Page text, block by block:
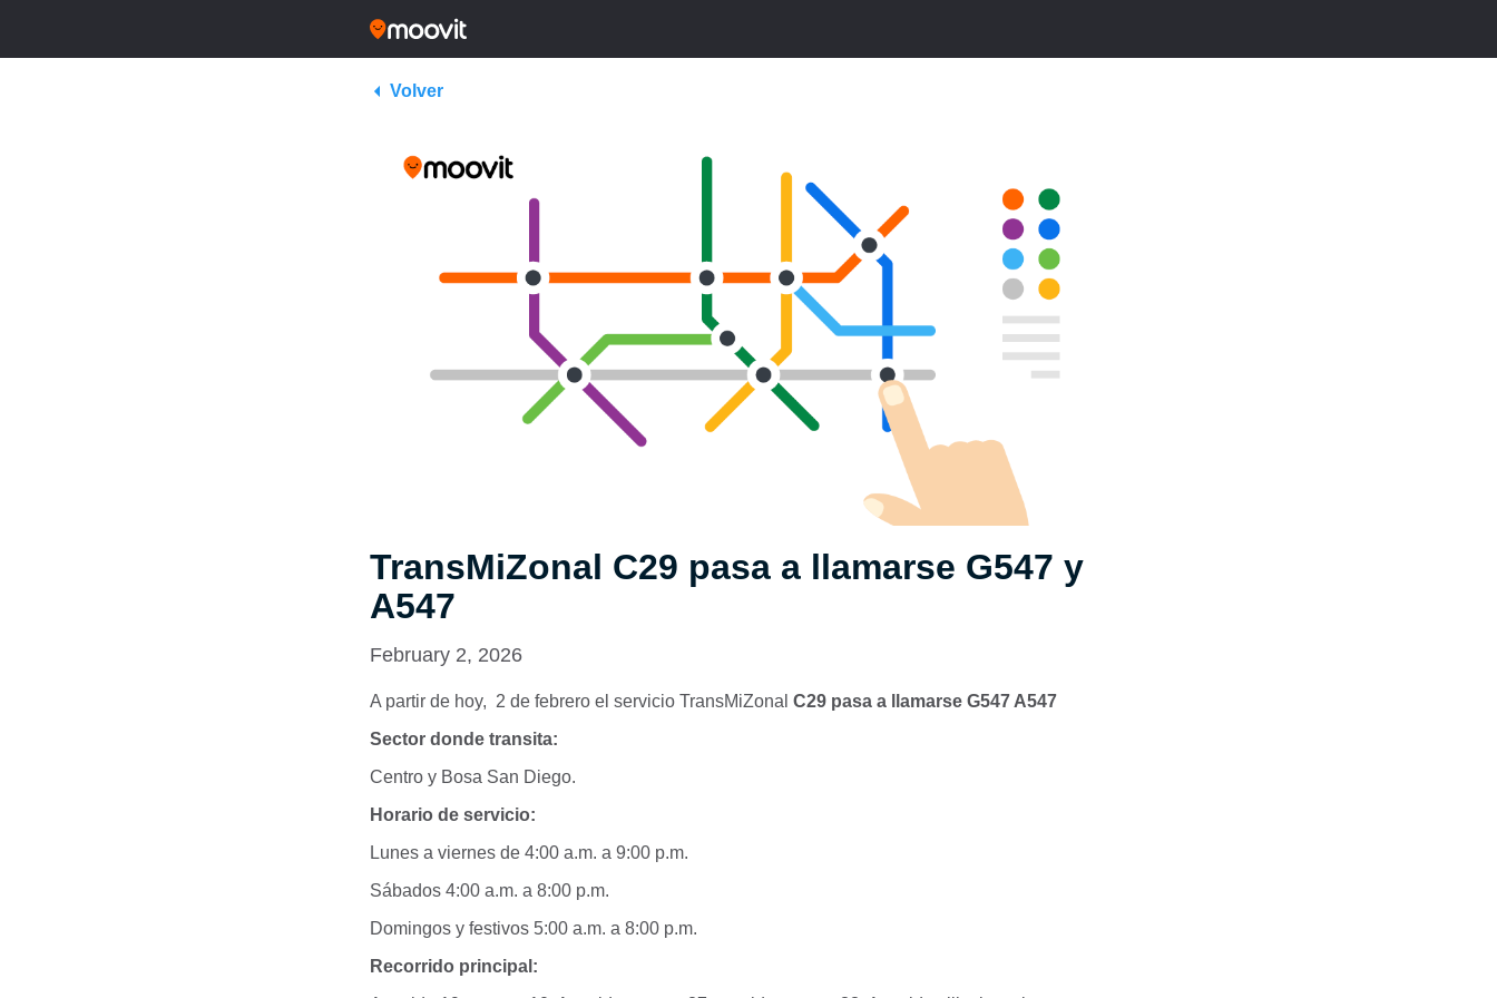
Volver
TransMiZonal C29 pasa a llamarse G547 y
A547
February 2, 2026
A partir de hoy, 2 de febrero el servicio TransMiZonal C29 pasa a llamarse G547 A547
Sector donde transita:
Centro y Bosa San Diego.
Horario de servicio:
Lunes a viernes de 4:00 a.m. a 9:00 p.m.
Sábados 4:00 a.m. a 8:00 p.m.
Domingos y festivos 5:00 a.m. a 8:00 p.m.
Recorrido principal: